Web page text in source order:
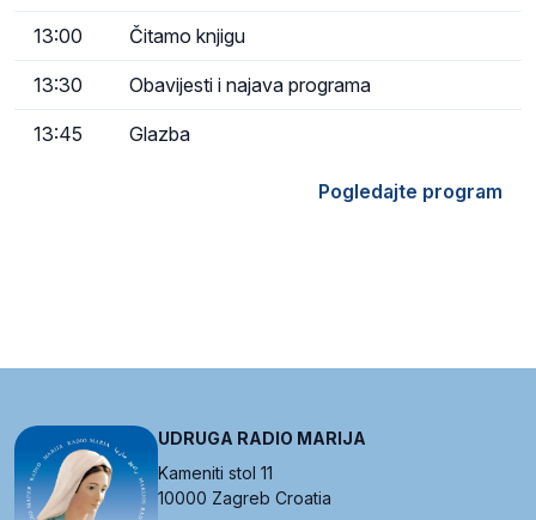
13:00 Čitamo knjigu
13:30 Obavijesti i najava programa
13:45 Glazba
Pogledajte program
UDRUGA RADIO MARIJA
Kameniti stol 11
10000 Zagreb Croatia